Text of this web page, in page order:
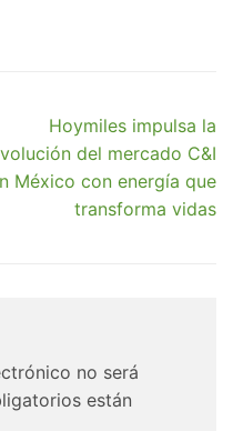
Hoymiles impulsa la
del mercado C&I
México con energía que
transforma vidas
no será
están